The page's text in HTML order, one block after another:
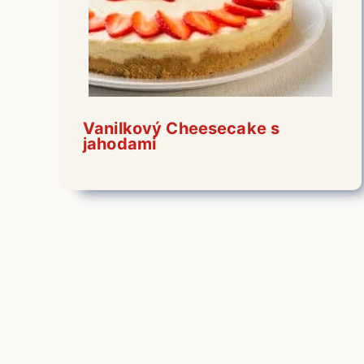
Vanilkový Cheesecake s
jahodami